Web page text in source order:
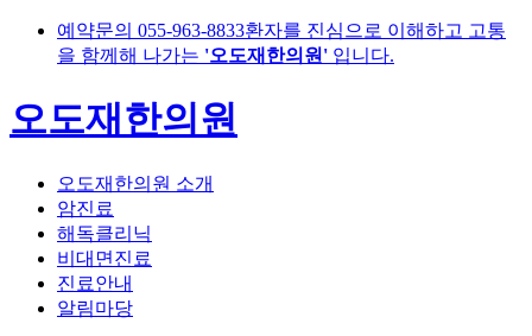
예약문의 055-963-8833환자를 진심으로 이해하고 고통
을 함께해 나가는 '오도재한의원' 입니다.
오도재한의원
오도재한의원 소개
암진료
해독클리닉
비대면진료
진료안내
알림마당